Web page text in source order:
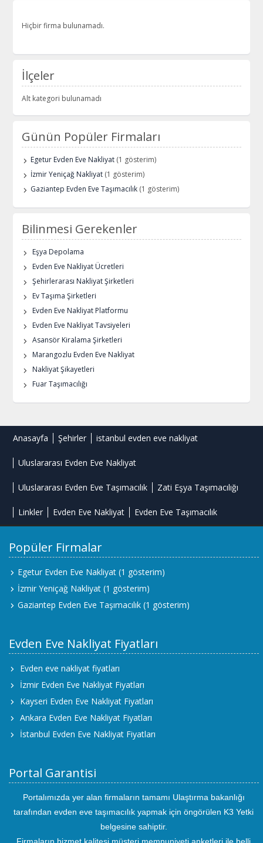
Hiçbir firma bulunamadı.
İlçeler
Alt kategori bulunamadı
Günün Popüler Firmaları
Egetur Evden Eve Nakliyat (1 gösterim)
İzmir Yeniçağ Nakliyat (1 gösterim)
Gaziantep Evden Eve Taşımacılık (1 gösterim)
Bilinmesi Gerekenler
Eşya Depolama
Evden Eve Nakliyat Ücretleri
Şehirlerarası Nakliyat Şirketleri
Ev Taşıma Şirketleri
Evden Eve Nakliyat Platformu
Evden Eve Nakliyat Tavsiyeleri
Asansör Kiralama Şirketleri
Marangozlu Evden Eve Nakliyat
Nakliyat Şikayetleri
Fuar Taşımacılığı
Anasayfa Şehirler istanbul evden eve nakliyat
Uluslararası Evden Eve Nakliyat
Uluslararası Evden Eve Taşımacılık Zati Eşya Taşımacılığı
Linkler Evden Eve Nakliyat Evden Eve Taşımacılık
Popüler Firmalar
Egetur Evden Eve Nakliyat (1 gösterim)
İzmir Yeniçağ Nakliyat (1 gösterim)
Gaziantep Evden Eve Taşımacılık (1 gösterim)
Evden Eve Nakliyat Fiyatları
Evden eve nakliyat fiyatları
İzmir Evden Eve Nakliyat Fiyatları
Kayseri Evden Eve Nakliyat Fiyatları
Ankara Evden Eve Nakliyat Fiyatları
İstanbul Evden Eve Nakliyat Fiyatları
Portal Garantisi
Portalımızda yer alan firmaların tamamı Ulaştırma bakanlığı
tarafından evden eve taşımacılık yapmak için öngörülen K3 Yetki
belgesine sahiptir.